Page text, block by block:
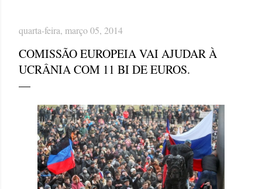
quarta-feira, março 05, 2014
COMISSÃO EUROPEIA VAI AJUDAR À
UCRÂNIA COM 11 BI DE EUROS.